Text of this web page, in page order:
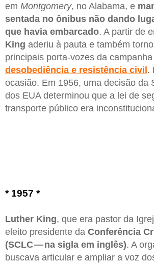
em Montgomery, no Alabama, e
sentada no ônibus não dando
que havia embarcado. A partir de
King aderiu à pauta e também
principais porta-vozes da
desobediência e resistência civil.
ocasião. Em 1956, uma decisão da
dos EUA determinou que a lei de
transporte público era
* 1957 *
Luther King, que era pastor da
eleito presidente da Conferência
(SCLC — na sigla em inglês). A
buscava articular e ampliar a voz